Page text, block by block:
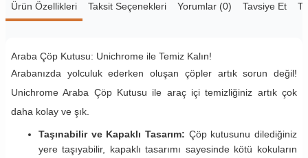
Ürün Özellikleri Taksit Seçenekleri Yorumlar (0) Tavsiye Et
Araba Çöp Kutusu: Unichrome ile Temiz Kalın!
Arabanızda yolculuk ederken oluşan çöpler artık sorun değil!
Unichrome Araba Çöp Kutusu ile araç içi temizliğiniz artık çok
daha kolay ve şık.
Taşınabilir ve Kapaklı Tasarım: Çöp kutusunu dilediğiniz
yere taşıyabilir, kapaklı tasarımı sayesinde kötü kokuların